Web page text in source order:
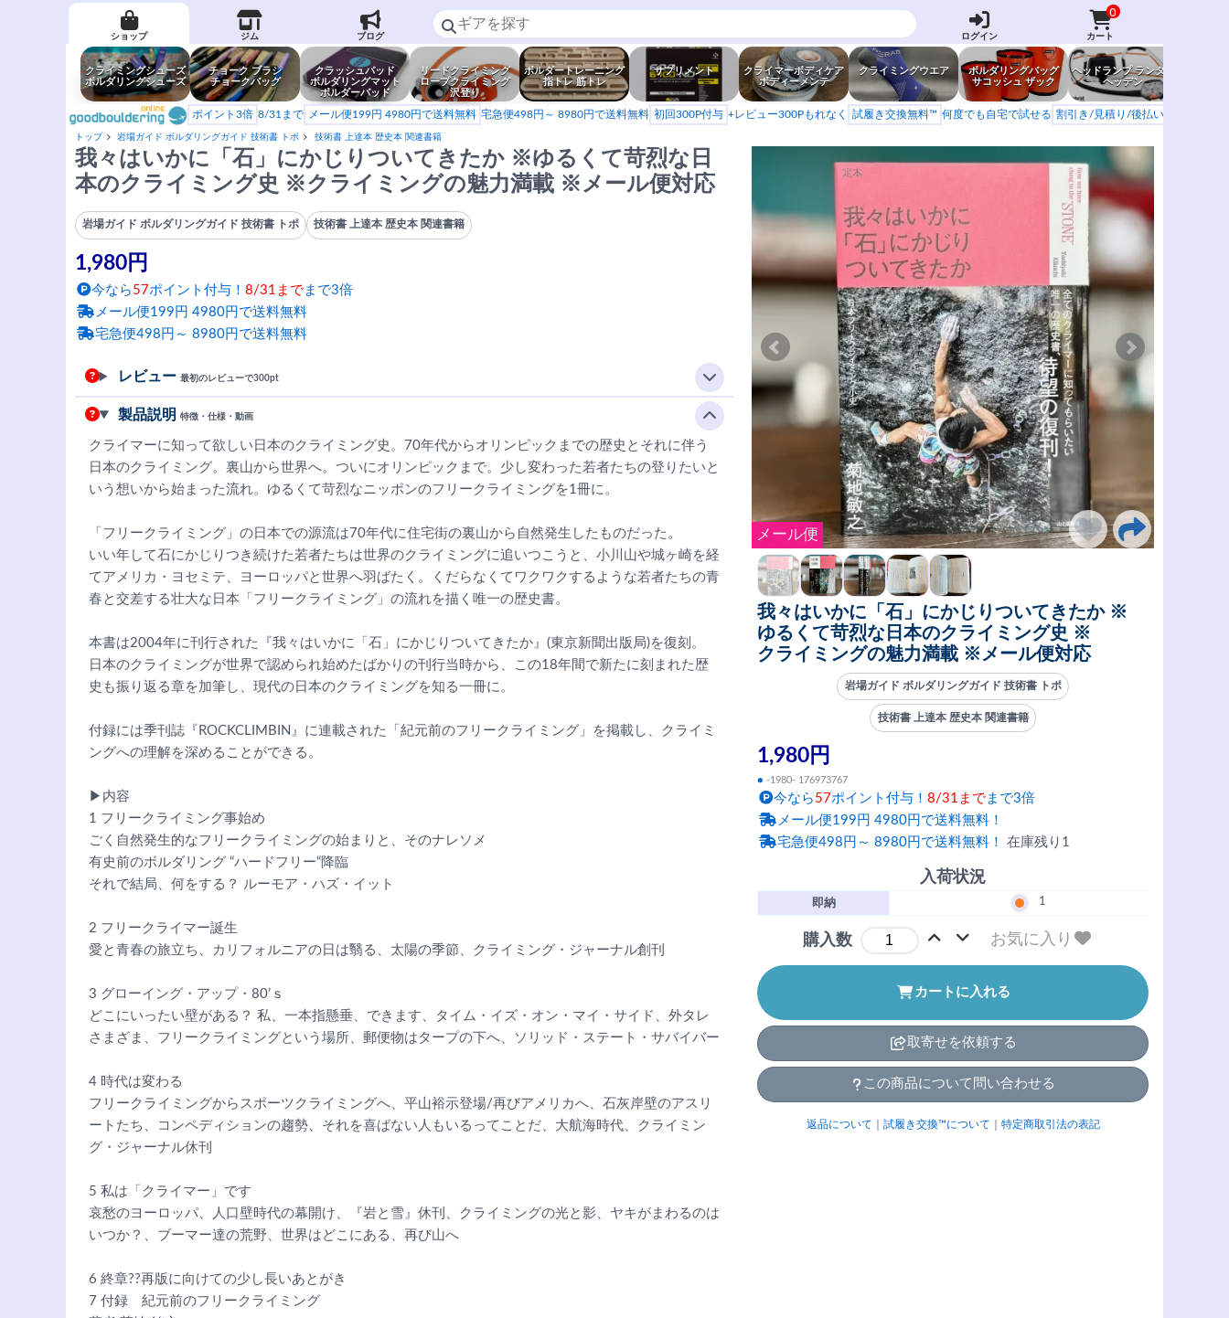
ショップ ジム ブログ ログイン
0
カート
クライミングシューズ
ボルダリングシューズ
チョーク ブラシ
チョークバッグ
クラッシュパッド
ボルダリングマット
ボルダーパッド
リードクライミング
ロープクライミング
沢登り
ボルダートレーニング
指トレ 筋トレ
サプリメント
クライマーボディケア
ボディーメンテ
クライミングウエア
ボルダリングバッグ
サコッシュ ザック
ヘッドランプ ランタン
ヘッデン
ポイント3倍 8/31まで メール便199円 4980円で送料無料 宅急便498円～ 8980円で送料無料 初回300P付与 +レビュー300Pもれなく 試履き交換無料™ 何度でも自宅で試せる 割引き/見積り/後払い
トップ 岩場ガイド ボルダリングガイド 技術書 トポ 技術書 上達本 歴史本 関連書籍
メール便
我々はいかに「石」にかじりついてきたか ※
ゆるくて苛烈な日本のクライミング史 ※
クライミングの魅力満載 ※メール便対応
岩場ガイド ボルダリングガイド 技術書 トポ
技術書 上達本 歴史本 関連書籍
1,980円
● -1980- 176973767
今なら 57ポイント付与！ 8/31まで まで3倍
メール便199円 4980円で送料無料！
宅急便498円～ 8980円で送料無料！ 在庫残り1
入荷状況
即納 1
購入数 お気に入り
カートに入れる
取寄せを依頼する
この商品について問い合わせる
返品について 試履き交換™について 特定商取引法の表記
我々はいかに「石」にかじりついてきたか ※ゆるくて苛烈な日
本のクライミング史 ※クライミングの魅力満載 ※メール便対応
岩場ガイド ボルダリングガイド 技術書 トポ 技術書 上達本 歴史本 関連書籍
1,980円
今なら 57ポイント付与！ 8/31まで まで3倍
メール便199円 4980円で送料無料
宅急便498円～ 8980円で送料無料
レビュー 最初のレビューで300pt
製品説明 特徴・仕様・動画
クライマーに知って欲しい日本のクライミング史。70年代からオリンピックまでの歴史とそれに伴う
日本のクライミング。裏山から世界へ。ついにオリンピックまで。少し変わった若者たちの登りたいと
いう想いから始まった流れ。ゆるくて苛烈なニッポンのフリークライミングを1冊に。
「フリークライミング」の日本での源流は70年代に住宅街の裏山から自然発生したものだった。
いい年して石にかじりつき続けた若者たちは世界のクライミングに追いつこうと、小川山や城ヶ崎を経
てアメリカ・ヨセミテ、ヨーロッパと世界へ羽ばたく。くだらなくてワクワクするような若者たちの青
春と交差する壮大な日本「フリークライミング」の流れを描く唯一の歴史書。
本書は2004年に刊行された『我々はいかに「石」にかじりついてきたか』(東京新聞出版局)を復刻。
日本のクライミングが世界で認められ始めたばかりの刊行当時から、この18年間で新たに刻まれた歴
史も振り返る章を加筆し、現代の日本のクライミングを知る一冊に。
付録には季刊誌『ROCKCLIMBIN』に連載された「紀元前のフリークライミング」を掲載し、クライミ
ングへの理解を深めることができる。
▶内容
1 フリークライミング事始め
ごく自然発生的なフリークライミングの始まりと、そのナレソメ
有史前のボルダリング “ハードフリー“降臨
それで結局、何をする？ ルーモア・ハズ・イット
2 フリークライマー誕生
愛と青春の旅立ち、カリフォルニアの日は翳る、太陽の季節、クライミング・ジャーナル創刊
3 グローイング・アップ・80’ｓ
どこにいったい壁がある？ 私、一本指懸垂、できます、タイム・イズ・オン・マイ・サイド、外タレ
さまざま、フリークライミングという場所、郵便物はタープの下へ、ソリッド・ステート・サバイバー
4 時代は変わる
フリークライミングからスポーツクライミングへ、平山裕示登場/再びアメリカへ、石灰岸壁のアスリ
ートたち、コンペディションの趨勢、それを喜ばない人もいるってことだ、大航海時代、クライミン
グ・ジャーナル休刊
5 私は「クライマー」です
哀愁のヨーロッパ、人口壁時代の幕開け、『岩と雪』休刊、クライミングの光と影、ヤキがまわるのは
いつか？、ブーマー達の荒野、世界はどこにある、再び山へ
6 終章??再版に向けての少し長いあとがき
7 付録 紀元前のフリークライミング